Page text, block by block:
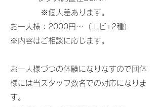
※個人差あります。
お一人様：2000円～（エビ+2種）
※内容はご相談に応じます。
お一人様づつの体験になりなすので団体
様には当スタッフ数名での対応になりま
す。